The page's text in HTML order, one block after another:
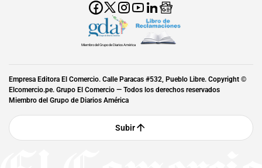
Miembro del Grupo de Diarios América
Empresa Editora El Comercio. Calle Paracas #532, Pueblo Libre. Copyright ©
Elcomercio.pe. Grupo El Comercio — Todos los derechos reservados
Miembro del Grupo de Diarios América
Subir